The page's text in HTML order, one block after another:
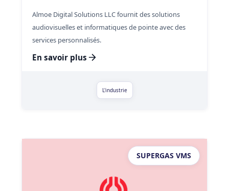
Almoe Digital Solutions LLC fournit des solutions
audiovisuelles et informatiques de pointe avec des
services personnalisés.
En savoir plus
L'industrie
SUPERGAS VMS